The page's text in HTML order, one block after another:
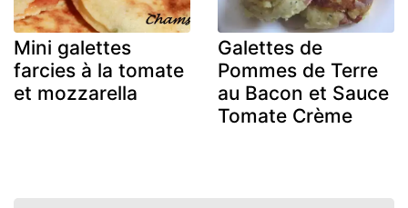
Mini galettes
farcies à la tomate
et mozzarella
Galettes de
Pommes de Terre
au Bacon et Sauce
Tomate Crème